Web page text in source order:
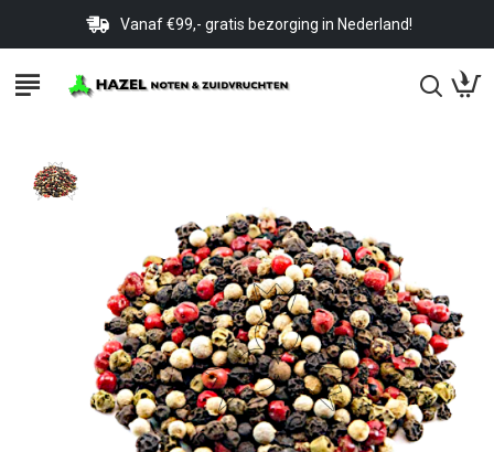
Vanaf €99,- gratis bezorging in Nederland!